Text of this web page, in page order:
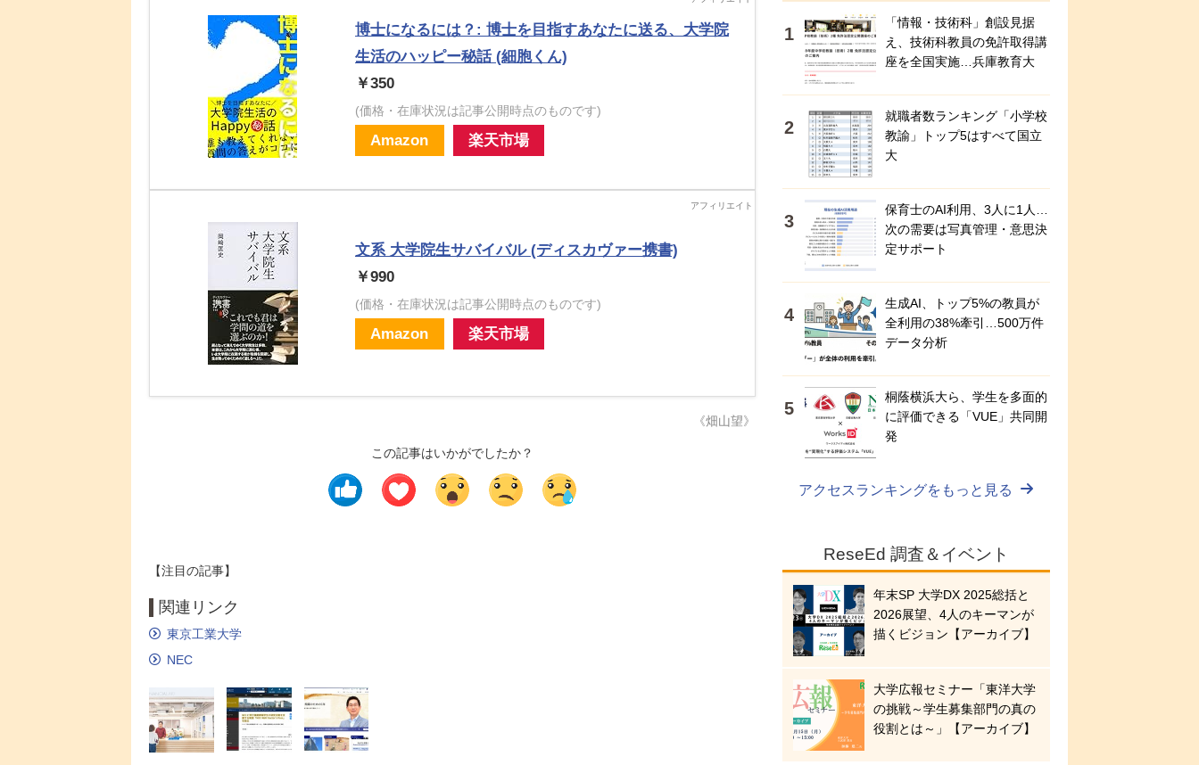
博士になるには？: 博士を目指すあなたに送る、大学院
生活のハッピー秘話 (細胞くん)
￥350
(価格・在庫状況は記事公開時点のものです)
Amazon 楽天市場
文系 大学院生サバイバル (ディスカヴァー携書)
￥990
(価格・在庫状況は記事公開時点のものです)
Amazon 楽天市場
《畑山望》
この記事はいかがでしたか？
【注目の記事】
関連リンク
東京工業大学
NEC
「情報・技術科」創設見据
え、技術科教員の免許取得講
座を全国実施…兵庫教育大
就職者数ランキング「小学校
教諭」トップ5はすべて国立
大
保育士のAI利用、3人に1人…
次の需要は写真管理・意思決
定サポート
生成AI、トップ5%の教員が
全利用の38%牽引…500万件
データ分析
桐蔭横浜大ら、学生を多面的
に評価できる「VUE」共同開
発
アクセスランキングをもっと見る
ReseEd 調査＆イベント
年末SP 大学DX 2025総括と
2026展望、4人のキーマンが
描くビジョン【アーカイブ】
大学広報セミナー「東洋大学
の挑戦～学生募集部門の真の
役割とは～」【アーカイブ】